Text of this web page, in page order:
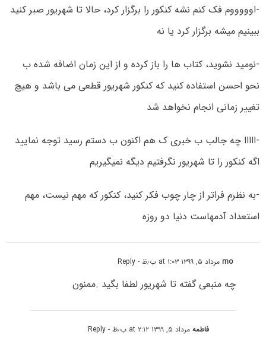
-اوووووم فک کنم نشه کنکور را برگزار کرد، حالا تا شهریور صبر کنید
ببینیم میشه برگزار کرد یا نه
-نومید نشوید، کتاب ها را باز کرده و از این زمان اضافه شده ب
نحو احسن استفاده کنید که کنکور شهریور قطعی می باشد و هیچ
تغییر زمانی انجام نخواهد شد
-ااااا چه جالب ب خبری ک هم اکنون ب دستم رسید توجه نمایید
اگه کنکور را تا شهریور نگرفتیم دیگه نمیگیریم
-به نظرم فراتر از چار چوب فکر کنید، کنکور که مهم نیست، مهم
استعداد آدمهاست دنیا دو روزه
moمرداد ۵, ۱۳۹۹ at ۱:۰۳ ب٫ظ - Reply
چه منبعی گفته تا شهریور لطفا بگید .ممنون
فاطمهمرداد ۵, ۱۳۹۹ at ۲:۱۲ ب٫ظ - Reply